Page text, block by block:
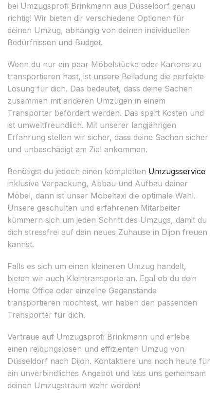
bei Umzugsprofi Brinkmann aus Düsseldorf genau
richtig! Wir bieten dir verschiedene Optionen für
deinen Umzug, abhängig von deinen individuellen
Bedürfnissen und Budget.
Wenn du nur ein paar Möbelstücke oder Kartons zu
transportieren hast, ist unsere Beiladung die perfekte
Lösung für dich. Das bedeutet, dass deine Sachen
zusammen mit anderen Umzügen in einem
Transporter befördert werden. Das spart Kosten und
ist umweltfreundlich. Mit unserer langjährigen
Erfahrung stellen wir sicher, dass deine Sachen sicher
und unbeschädigt am Ziel ankommen.
Benötigst du jedoch einen kompletten Umzugsservice
inklusive Verpackung, Abbau und Aufbau deiner
Möbel, dann ist unser Möbeltaxi die optimale Wahl.
Unsere geschulten und erfahrenen Mitarbeiter
kümmern sich um jeden Schritt des Umzugs, damit du
dich stressfrei auf dein neues Zuhause in Dijon freuen
kannst.
Falls es sich um einen kleineren Umzug handelt,
bieten wir auch Kleintransporte an. Egal ob du dein
Home Office oder einzelne Gegenstände
transportieren möchtest, wir haben den passenden
Transporter für dich.
Vertraue auf Umzugsprofi Brinkmann und erlebe
einen reibungslosen und effizienten Umzug von
Düsseldorf nach Dijon. Kontaktiere uns noch heute für
ein unverbindliches Angebot und lass uns gemeinsam
deinen Umzugstraum wahr werden!